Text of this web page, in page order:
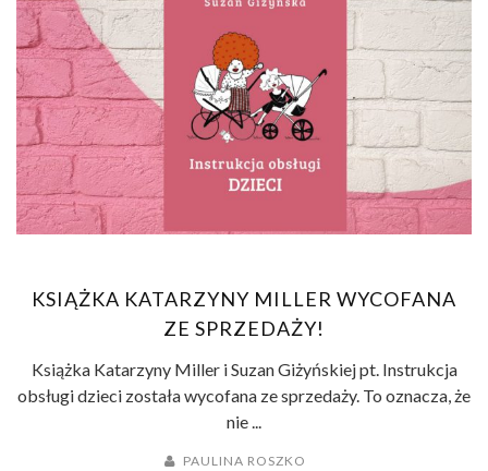
KSIĄŻKA KATARZYNY MILLER WYCOFANA
ZE SPRZEDAŻY!
Książka Katarzyny Miller i Suzan Giżyńskiej pt. Instrukcja
obsługi dzieci została wycofana ze sprzedaży. To oznacza, że
nie ...
PAULINA ROSZKO